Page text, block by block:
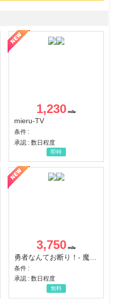
1,230
mieru-TV
条件 :
承認 : 数日程度
即時
3,750
条件 :
承認 : 数日程度
無料